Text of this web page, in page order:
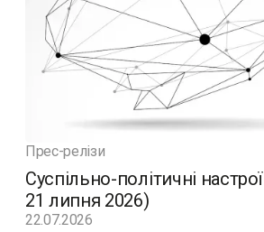
Прес-релізи
Суспільно-політичні
21 липня 2026)
22.07.2026